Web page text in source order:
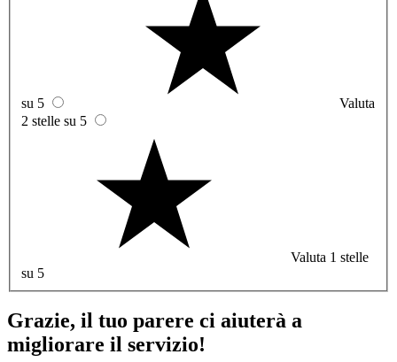
su 5
Valuta
2 stelle su 5
Valuta 1 stelle
su 5
Grazie, il tuo parere ci aiuterà a
migliorare il servizio!